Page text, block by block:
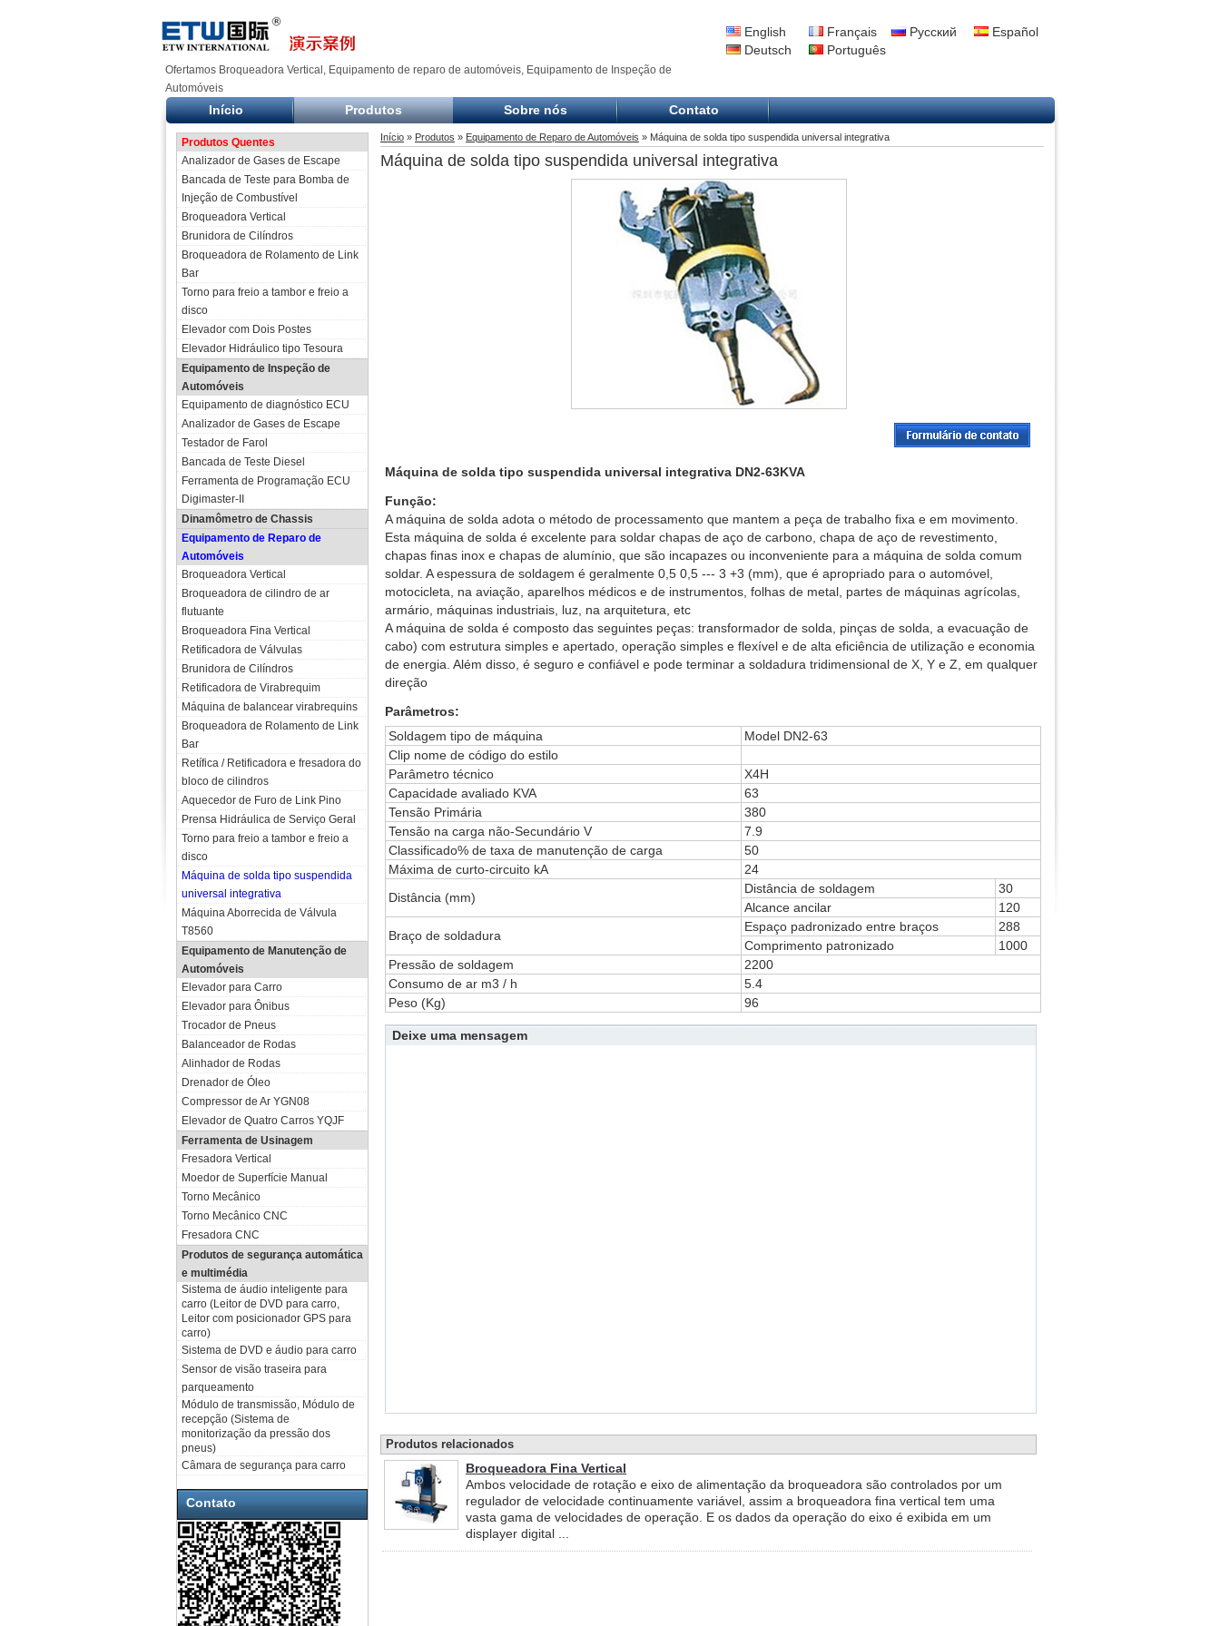
Ofertamos Broqueadora Vertical, Equipamento de reparo de automóveis, Equipamento de Inspeção de
Automóveis
English Français Русский
Español
Deutsch
Português
Início Produtos Sobre nós Contato
Produtos Quentes
Analizador de Gases de Escape
Bancada de Teste para Bomba de
Injeção de Combustível
Broqueadora Vertical
Brunidora de Cilíndros
Broqueadora de Rolamento de Link
Bar
Torno para freio a tambor e freio a
disco
Elevador com Dois Postes
Elevador Hidráulico tipo Tesoura
Equipamento de Inspeção de
Automóveis
Equipamento de diagnóstico ECU
Analizador de Gases de Escape
Testador de Farol
Bancada de Teste Diesel
Ferramenta de Programação ECU
Digimaster-II
Dinamômetro de Chassis
Equipamento de Reparo de
Automóveis
Broqueadora Vertical
Broqueadora de cilindro de ar
flutuante
Broqueadora Fina Vertical
Retificadora de Válvulas
Brunidora de Cilíndros
Retificadora de Virabrequim
Máquina de balancear virabrequins
Broqueadora de Rolamento de Link
Bar
Retífica / Retificadora e fresadora do
bloco de cilindros
Aquecedor de Furo de Link Pino
Prensa Hidráulica de Serviço Geral
Torno para freio a tambor e freio a
disco
Máquina de solda tipo suspendida
universal integrativa
Máquina Aborrecida de Válvula
T8560
Equipamento de Manutenção de
Automóveis
Elevador para Carro
Elevador para Ônibus
Trocador de Pneus
Balanceador de Rodas
Alinhador de Rodas
Drenador de Óleo
Compressor de Ar YGN08
Elevador de Quatro Carros YQJF
Ferramenta de Usinagem
Fresadora Vertical
Moedor de Superfície Manual
Torno Mecânico
Torno Mecânico CNC
Fresadora CNC
Produtos de segurança automática
e multimédia
Sistema de áudio inteligente para
carro (Leitor de DVD para carro,
Leitor com posicionador GPS para
carro)
Sistema de DVD e áudio para carro
Sensor de visão traseira para
parqueamento
Módulo de transmissão, Módulo de
recepção (Sistema de
monitorização da pressão dos
pneus)
Câmara de segurança para carro
Contato
Início » Produtos » Equipamento de Reparo de Automóveis » Máquina de solda tipo suspendida universal integrativa
Máquina de solda tipo suspendida universal integrativa
Máquina de solda tipo suspendida universal integrativa DN2-63KVA
Função:
A máquina de solda adota o método de processamento que mantem a peça de trabalho fixa e em movimento.
Esta máquina de solda é excelente para soldar chapas de aço de carbono, chapa de aço de revestimento,
chapas finas inox e chapas de alumínio, que são incapazes ou inconveniente para a máquina de solda comum
soldar. A espessura de soldagem é geralmente 0,5 0,5 --- 3 +3 (mm), que é apropriado para o automóvel,
motocicleta, na aviação, aparelhos médicos e de instrumentos, folhas de metal, partes de máquinas agrícolas,
armário, máquinas industriais, luz, na arquitetura, etc
A máquina de solda é composto das seguintes peças: transformador de solda, pinças de solda, a evacuação de
cabo) com estrutura simples e apertado, operação simples e flexível e de alta eficiência de utilização e economia
de energia. Além disso, é seguro e confiável e pode terminar a soldadura tridimensional de X, Y e Z, em qualquer
direção
Parâmetros:
Soldagem tipo de máquina
Model DN2-63
Clip nome de código do estilo
Parâmetro técnico
X4H
Capacidade avaliado KVA
63
Tensão Primária
380
Tensão na carga não-Secundário V
7.9
Classificado% de taxa de manutenção de carga
50
Máxima de curto-circuito kA
24
Distância (mm)
Distância de soldagem
30
Alcance ancilar
120
Braço de soldadura
Espaço padronizado entre braços
288
Comprimento patronizado
1000
Pressão de soldagem
2200
Consumo de ar m3 / h
5.4
Peso (Kg)
96
Deixe uma mensagem
Produtos relacionados
Broqueadora Fina Vertical
Ambos velocidade de rotação e eixo de alimentação da broqueadora são controlados por um
regulador de velocidade continuamente variável, assim a broqueadora fina vertical tem uma
vasta gama de velocidades de operação. E os dados da operação do eixo é exibida em um
displayer digital ...